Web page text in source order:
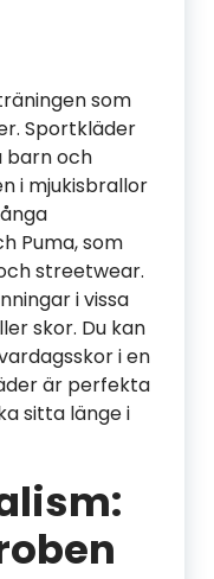
som
Sportkläder
barn och
i mjukisbrallor
Puma, som
streetwear.
i vissa
skor. Du kan
i en
är perfekta
sitta länge i